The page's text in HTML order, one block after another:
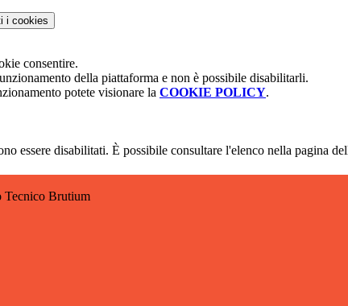
i cookies
consentire.
della piattaforma e non è possibile disabilitarli.
potete visionare la COOKIE POLICY.
essere disabilitati. È possibile consultare l'elenco nella pagina
Tecnico Brutium